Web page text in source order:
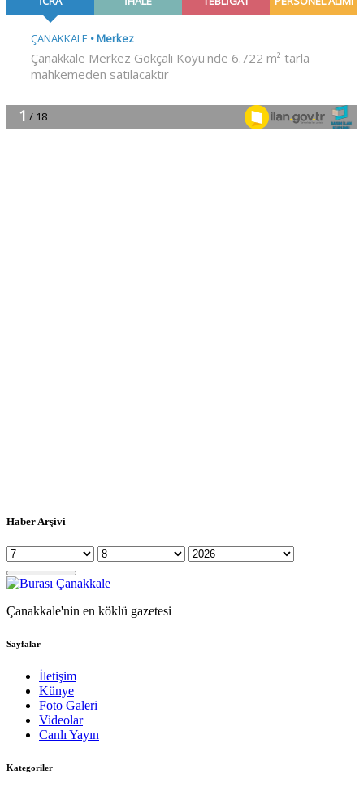
Haber Arşivi
Çanakkale'nin en köklü gazetesi
Sayfalar
İletişim
Künye
Foto Galeri
Videolar
Canlı Yayın
Kategoriler